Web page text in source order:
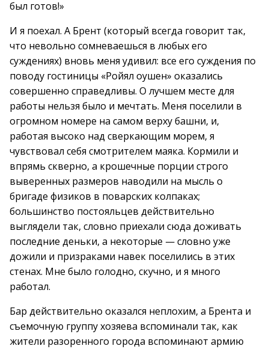
был готов!»
И я поехал. А Брент (который всегда говорит так,
что невольно сомневаешься в любых его
суждениях) вновь меня удивил: все его суждения по
поводу гостиницы «Ройял оушен» оказались
совершенно справедливы. О лучшем месте для
работы нельзя было и мечтать. Меня поселили в
огромном номере на самом верху башни, и,
работая высоко над сверкающим морем, я
чувствовал себя смотрителем маяка. Кормили и
впрямь скверно, а крошечные порции строго
выверенных размеров наводили на мысль о
бригаде физиков в поварских колпаках;
большинство постояльцев действительно
выглядели так, словно приехали сюда доживать
последние деньки, а некоторые — словно уже
дожили и призраками навек поселились в этих
стенах. Мне было голодно, скучно, и я много
работал.
Бар действительно оказался неплохим, а Брента и
съемочную группу хозяева вспоминали так, как
жители разоренного города вспоминают армию